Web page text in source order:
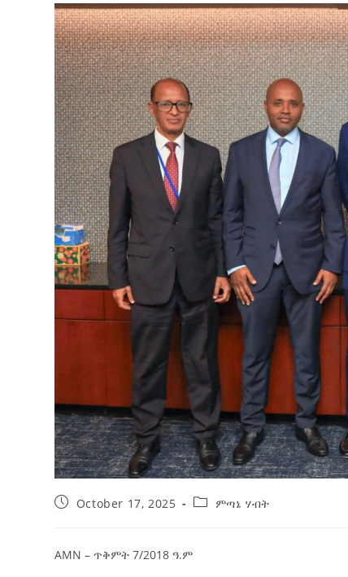
ብልፅግና ፓርቲ የምርጫ ውክልናውን ወደ
ተጨባጭ የልማት ስኬቶች ለመቀየር እየሰራ ነው
August 7, 2026
2ኛው የአዲስ ሚዲያ ኔትዎርክ አመራሮች
ሠራተኞች ስፖርት ፌስቲቫል በቴሌቪዥን
አሸናፊነት ተጠናቀቀ
August 1, 2026
October 17, 2025 ምጣኔ ሃብት
‎AMN – ጥቅምት 7/2018 ዓ.ም